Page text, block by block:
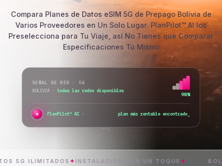
Compara Planes de Datos eSIM 5G de Prepago Bolivia de
Varios Proveedores en Un Solo Lugar. PlanPilot™ AI los
Preselecciona para Tu Viaje, así No Tienes que Comparar
Especificaciones Tú Mismo
SEÑAL DE RED · 5G
BOLIVIA · todas las redes disponibles
98%
✦ PlanPilot™ AI · compruebo la activación inmedi
ILIMITADOS✦INSTALACIÓN CON UN TOQUE✦ BOLIVIA✦